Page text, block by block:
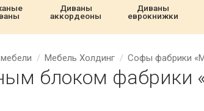
Диваны
аккордеоны
Диваны
еврокнижки
Мебель Холдинг Софы фабрики
блоком фабрики